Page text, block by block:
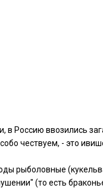
в Россию ввозились
чествуем, - это
рыболовные
(то есть